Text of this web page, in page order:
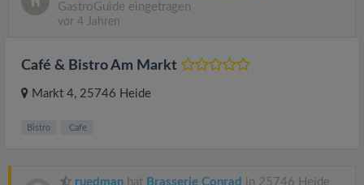
GastroGuide eingetragen
vor 4 Jahren
Café & Bistro Am Markt
Markt 4, 25746 Heide
Bistro Cafe
ruedman hat Brasserie Conrad in 25746 Heide